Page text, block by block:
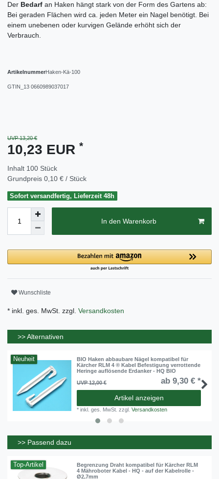
Der Bedarf an Haken hängt stark von der Form des Gartens ab:
Bei geraden Flächen wird ca. jeden Meter ein Nagel benötigt. Bei
einem unebenen oder kurvigen Gelände erhöht sich der
Verbrauch.
ArtikelnummerHaken-Kä-100
GTIN_13 0660989037017
UVP 13,20 €
10,23 EUR *
Inhalt 100 Stück
Grundpreis 0,10 € / Stück
Sofort versandfertig, Lieferzeit 48h
In den Warenkorb
Wunschliste
* inkl. ges. MwSt. zzgl. Versandkosten
>> Alternativen
Neuheit
BIO Haken abbaubare Nägel kompatibel für
Kärcher RLM 4 ® Kabel Befestigung verrottende
Heringe auflösende Erdanker - HQ BIO
UVP 12,00 €
ab 9,30 € *
Artikel anzeigen
*inkl. ges. MwSt. zzgl.Versandkosten
>> Passend dazu
Top-Artikel
Begrenzung Draht kompatibel für Kärcher RLM
4 Mähroboter Kabel - HQ - auf der Kabelrolle -
Ø2,7mm